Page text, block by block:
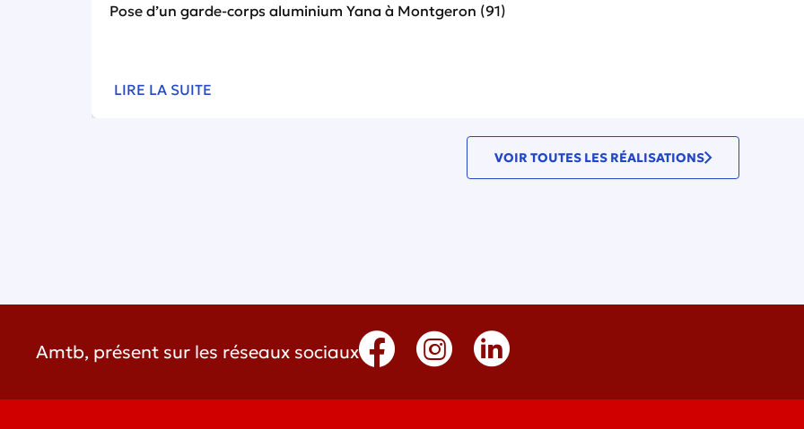
Pose d’un garde-corps aluminium Yana à Montgeron (91)
LIRE LA SUITE
VOIR TOUTES LES RÉALISATIONS
Amtb, présent sur les réseaux sociaux